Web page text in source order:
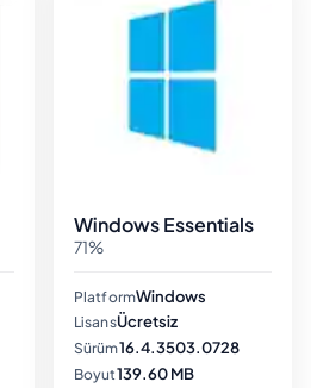
Windows Essentials
71%
PlatformWindows
LisansÜcretsiz
Sürüm16.4.3503.0728
Boyut139.60 MB